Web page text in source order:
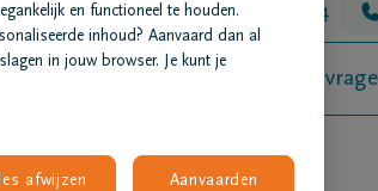
We zijn er voor je 24u/24
Veelgestelde
en functioneel te houden.
inhoud? Aanvaard dan al
in jouw browser. Je kunt je
afwijzen Aanvaarden